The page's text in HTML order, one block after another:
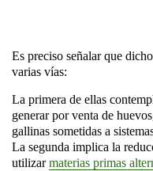
Es preciso señalar que
varias vías:
La primera de ellas
generar por venta de
gallinas sometidas a
La segunda implica la
utilizarmaterias primas